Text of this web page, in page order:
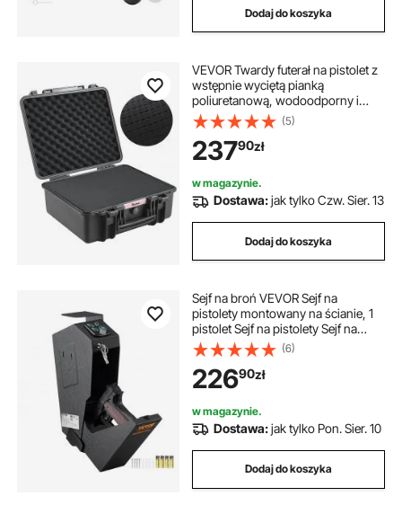
Dodaj do koszyka
VEVOR Twardy futerał na pistolet z
wstępnie wyciętą pianką
poliuretanową, wodoodporny i
pyłoszczelny, twardy futerał na 6
pistoletów, 19,3 × 17,1 × 8,3 cala,
zamykany na klucz, czarny
(5)
23790zł
w magazynie.
Dostawa:jak tylko Czw. Sier. 13
Dodaj do koszyka
Sejf na broń VEVOR Sejf na
pistolety montowany na ścianie, 1
pistolet Sejf na pistolety Sejf na
odcisk palca, klucz lub hasło Sejf na
broń ze stali walcowanej na zimno,
370 x 190 x 86 mm Sejf ścienny na
broń
(6)
22690zł
w magazynie.
Dostawa:jak tylko Pon. Sier. 10
Dodaj do koszyka